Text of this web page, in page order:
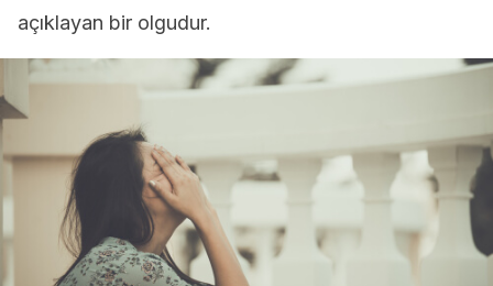
açıklayan bir olgudur.